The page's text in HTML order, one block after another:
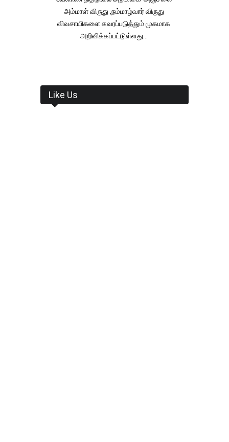
அம்மாள் விருது ,நம்மாழ்வார் விருது
விவசாயிகளை கவரப்படுத்தும் முகமாக
அறிவிக்கப்பட்டுள்ளது...
Like Us